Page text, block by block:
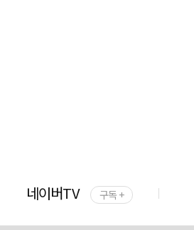
네이버TV 구독 +